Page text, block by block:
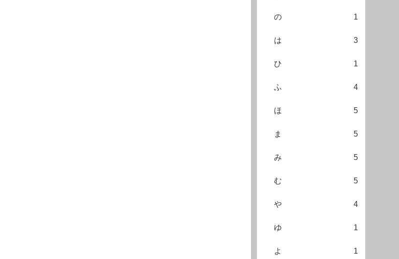
の 1
は 3
ひ 1
ふ 4
ほ 5
ま 5
み 5
む 5
や 4
ゆ 1
よ 1